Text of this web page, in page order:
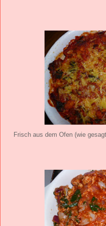
Frisch aus dem Ofen (wie